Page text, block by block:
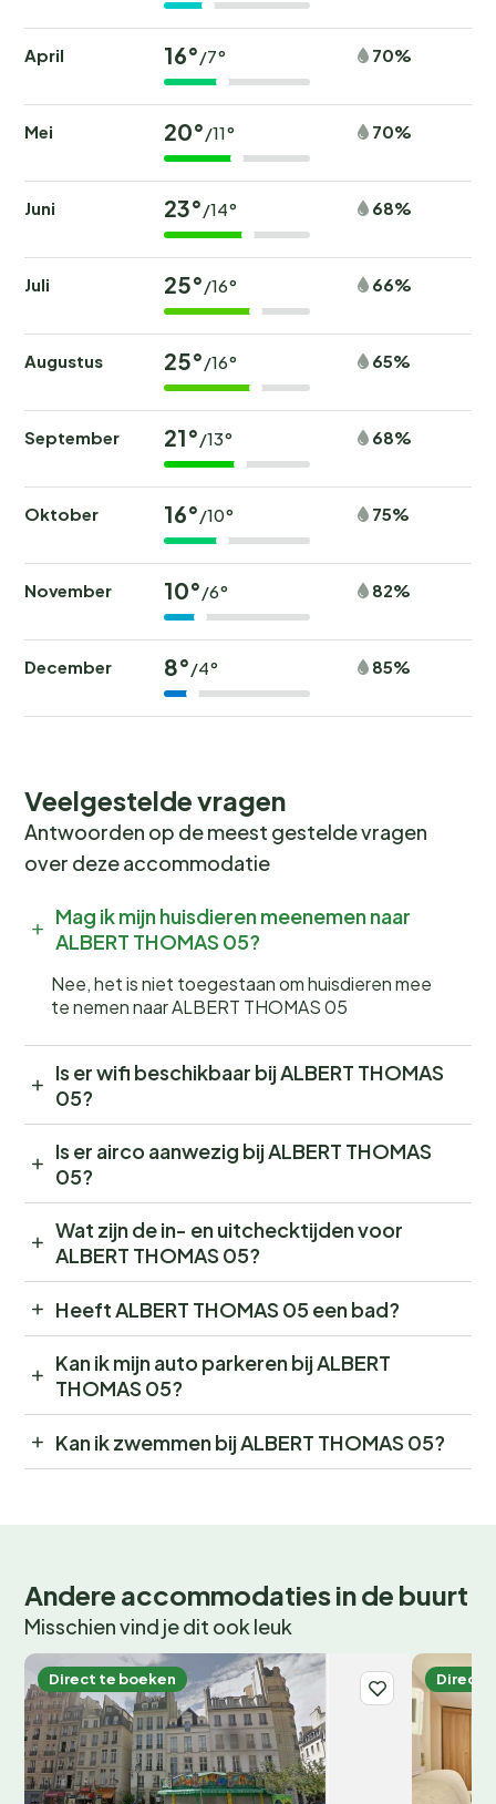
April 16°/7° 70%
Mei 20°/11° 70%
Juni 23°/14° 68%
Juli 25°/16° 66%
Augustus 25°/16° 65%
September 21°/13° 68%
Oktober 16°/10° 75%
November 10°/6° 82%
December 8°/4° 85%
Veelgestelde vragen
Antwoorden op de meest gestelde vragen
over deze accommodatie
Mag ik mijn huisdieren meenemen naar
ALBERT THOMAS 05?
Nee, het is niet toegestaan om huisdieren mee
te nemen naar ALBERT THOMAS 05
Is er wifi beschikbaar bij ALBERT THOMAS
05?
Is er airco aanwezig bij ALBERT THOMAS
05?
Wat zijn de in- en uitchecktijden voor
ALBERT THOMAS 05?
Heeft ALBERT THOMAS 05 een bad?
Kan ik mijn auto parkeren bij ALBERT
THOMAS 05?
Kan ik zwemmen bij ALBERT THOMAS 05?
Andere accommodaties in de buurt
Misschien vind je dit ook leuk
Direct te boeken Direct